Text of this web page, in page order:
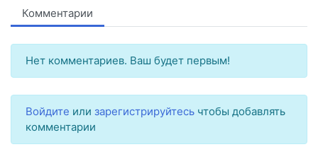
Комментарии
Нет комментариев. Ваш будет первым!
Войдите или зарегистрируйтесь чтобы добавлять
комментарии